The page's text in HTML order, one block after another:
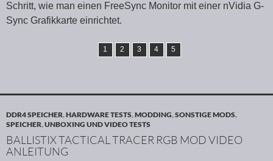
Schritt, wie man einen FreeSync Monitor mit einer nVidia G-
Sync Grafikkarte einrichtet.
1 2 3 4 5
DDR4 SPEICHER,HARDWARE TESTS,MODDING,SONSTIGE MODS,
SPEICHER,UNBOXING UND VIDEO TESTS
BALLISTIX TACTICAL TRACER RGB MOD VIDEO
ANLEITUNG